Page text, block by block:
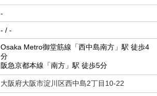
-
- / -
Osaka Metro御堂筋線「西中島南方」駅 徒歩4
分
阪急京都本線「南方」駅 徒歩5分
大阪府大阪市淀川区西中島2丁目10-22